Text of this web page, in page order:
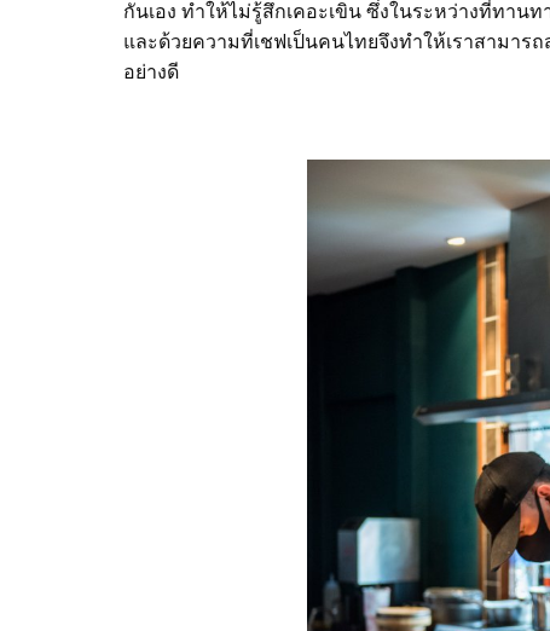
กันเอง ทำให้ไม่รู้สึกเคอะเขิน ซึ่งในระหว่างที่ทาน
และด้วยความที่เชฟเป็นคนไทยจึงทำให้เราสามาร
อย่างดี